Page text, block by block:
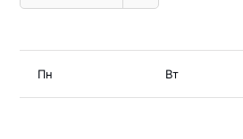
Пн Вт